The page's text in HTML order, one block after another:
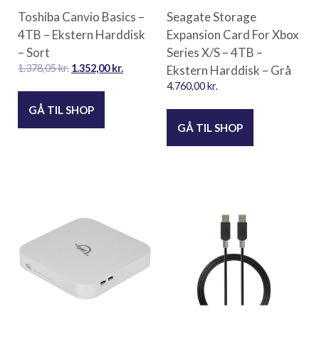
Toshiba Canvio Basics –
4TB – Ekstern Harddisk
– Sort
1.378,05kr. 1.352,00kr.
GÅ TIL SHOP
Seagate Storage
Expansion Card For Xbox
Series X/S – 4TB –
Ekstern Harddisk – Grå
4.760,00kr.
GÅ TIL SHOP